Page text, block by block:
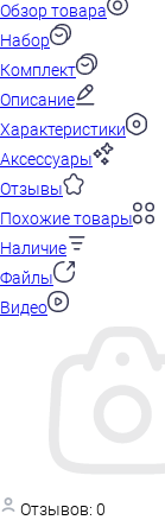
Обзор товара
Набор
Комплект
Описание
Характеристики
Аксессуары
Отзывы
Похожие товары
Наличие
Файлы
Видео
Отзывов: 0